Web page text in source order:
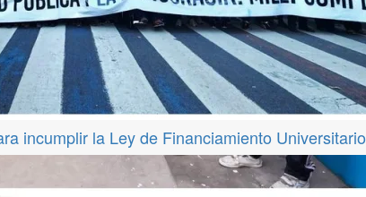
incumplir la Ley de Financiamiento Universitario